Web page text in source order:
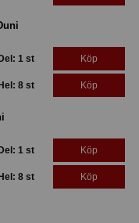
Del: 1 st Köp
Hel: 8 st Köp
Del: 1 st Köp
Hel: 8 st Köp